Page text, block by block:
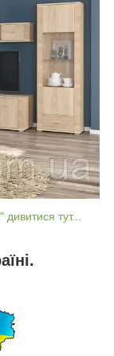
тут...